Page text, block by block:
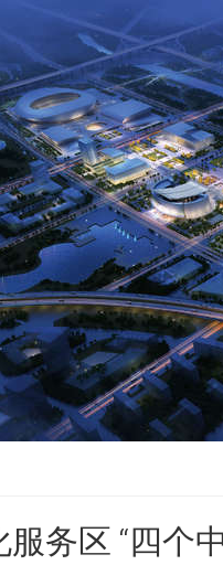
务区 “四个